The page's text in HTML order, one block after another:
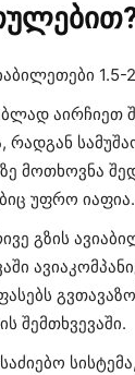
აირჩიეთ
რადგან
მოთხოვნა
უფრო იაფია.
გზის
შემთხვევაში.